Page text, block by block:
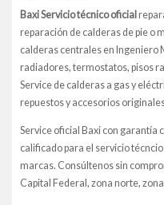
Baxi Servicio técnico oficial
reparación de calderas de pie o
calderas centrales en Ingeniero
radiadores, termostatos, pisos
Service de calderas a gas y
repuestos y accesorios
Service oficial Baxi con garantía
calificado para el servicio
marcas. Consúltenos sin
Capital Federal, zona norte,